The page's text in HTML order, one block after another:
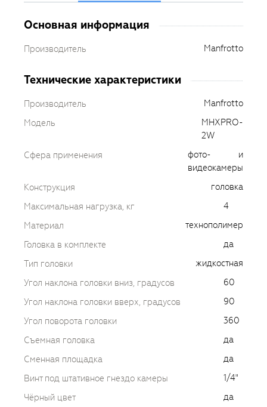
Основная информация
Производитель Manfrotto
Технические характеристики
Производитель
Manfrotto
Модель
MHXPRO-
2W
Сфера применения
фото- и
видеокамеры
Конструкция
головка
Максимальная нагрузка, кг
4
Материал
технополимер
Головка в комплекте
да
Тип головки
жидкостная
Угол наклона головки вниз, градусов
60
Угол наклона головки вверх, градусов
90
Угол поворота головки
360
Съемная головка
да
Сменная площадка
да
Винт под штативное гнездо камеры
1/4"
Чёрный цвет
да